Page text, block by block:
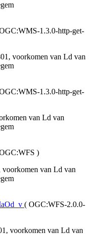
1.3.0-http-get-
voorkomen van Ld van
1.3.0-http-get-
van Ld van
)
van Ld van
( OGC:WFS-2.0.0-
voorkomen van Ld van